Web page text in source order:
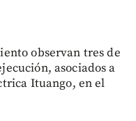
observan tres de
asociados a
Ituango, en el